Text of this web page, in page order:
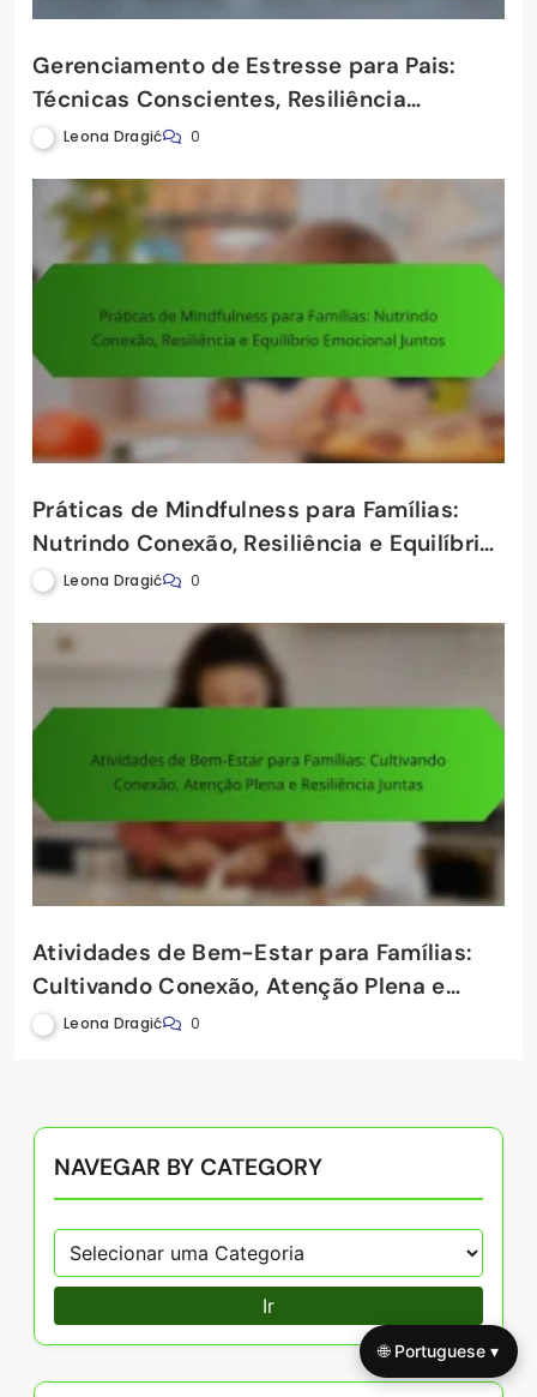
Gerenciamento de Estresse para Pais:
Técnicas Conscientes, Resiliência
Emocional e Harmonia Familiar
Leona Dragić 0
Práticas de Mindfulness para Famílias:
Nutrindo Conexão, Resiliência e Equilíbrio
Emocional Juntos
Leona Dragić 0
Atividades de Bem-Estar para Famílias:
Cultivando Conexão, Atenção Plena e
Resiliência Juntas
Leona Dragić 0
NAVEGAR BY CATEGORY
Ir
🌐 Portuguese ▾